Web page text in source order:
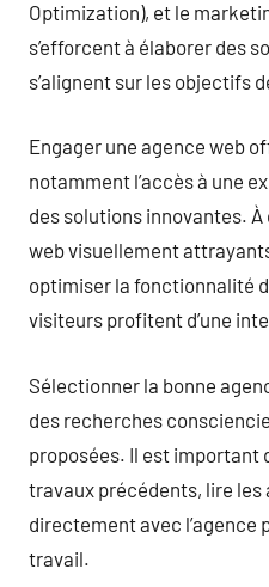
Optimization), et le
s’efforcent à élaborer des
s’alignent sur les objectifs
Engager une agence web
notamment l’accès à une
des solutions innovantes.
web visuellement
optimiser la fonctionnalité
visiteurs profitent d’une
Sélectionner la bonne
des recherches
proposées. Il est important
travaux précédents, lire les
directement avec l’agence
travail.